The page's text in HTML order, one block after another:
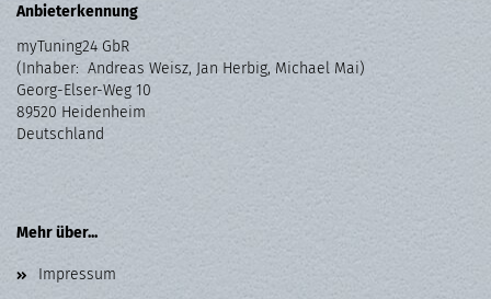
Anbieterkennung
myTuning24 GbR
(Inhaber: Andreas Weisz, Jan Herbig, Michael Mai)
Georg-Elser-Weg 10
89520 Heidenheim
Deutschland
Mehr über...
Impressum